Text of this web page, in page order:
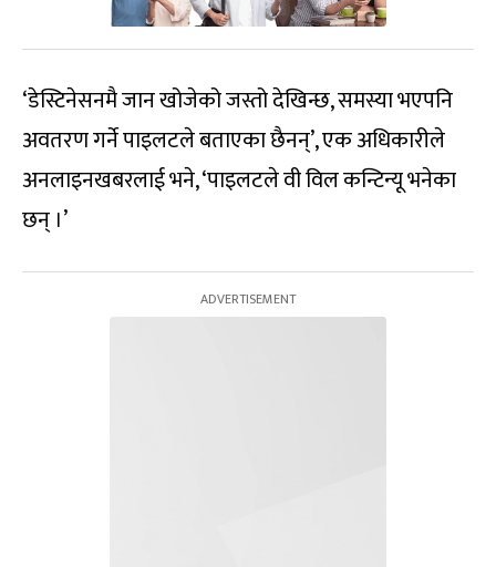
‘डेस्टिनेसनमै जान खोजेको जस्तो देखिन्छ, समस्या भएपनि
अवतरण गर्ने पाइलटले बताएका छैनन्’, एक अधिकारीले
अनलाइनखबरलाई भने, ‘पाइलटले वी विल कन्टिन्यू भनेका
छन् ।’